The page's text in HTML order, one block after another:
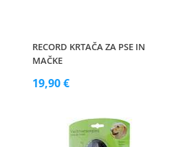
RECORD KRTAČA ZA PSE IN
MAČKE
19,90 €